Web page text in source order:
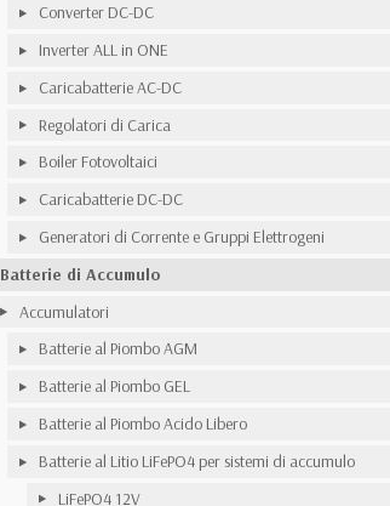
Converter DC-DC
Inverter ALL in ONE
Caricabatterie AC-DC
Regolatori di Carica
Boiler Fotovoltaici
Caricabatterie DC-DC
Generatori di Corrente e Gruppi Elettrogeni
Batterie di Accumulo
Accumulatori
Batterie al Piombo AGM
Batterie al Piombo GEL
Batterie al Piombo Acido Libero
Batterie al Litio LiFePO4 per sistemi di accumulo
LiFePO4 12V